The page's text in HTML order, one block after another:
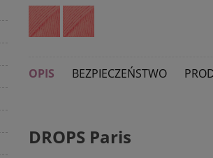
OPIS BEZPIECZEŃSTWO
DROPS Paris